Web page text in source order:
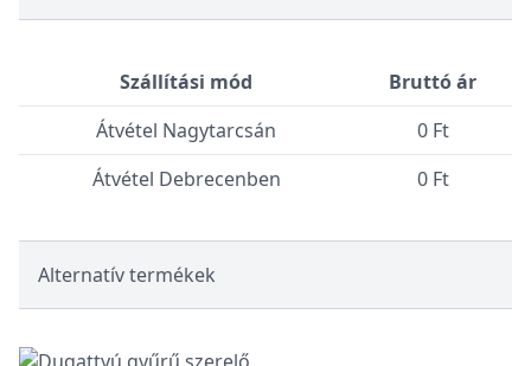
Szállítási mód
Bruttó ár
Átvétel Nagytarcsán
0 Ft
Átvétel Debrecenben
0 Ft
Alternatív termékek